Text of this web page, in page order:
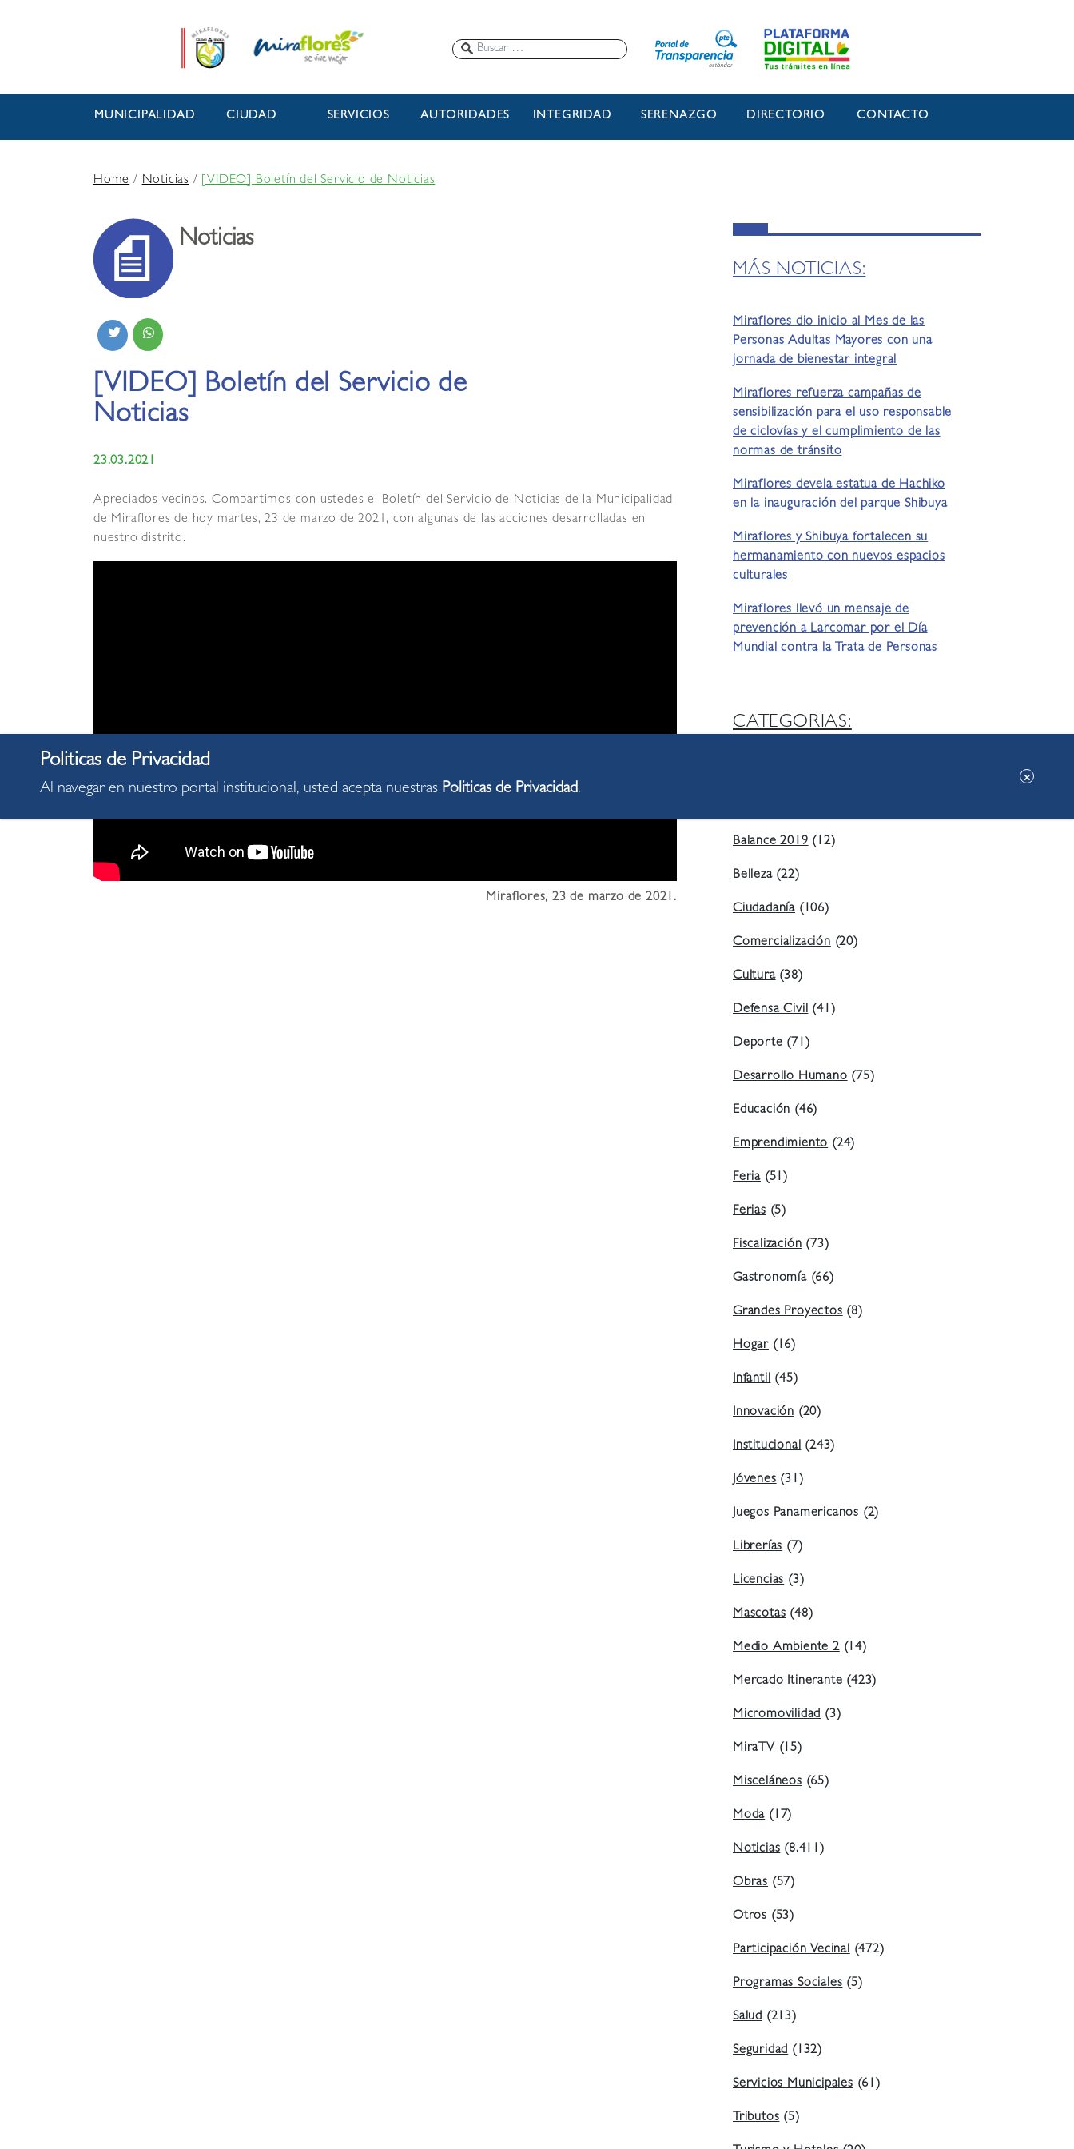
MUNICIPALIDAD CIUDAD SERVICIOS AUTORIDADES INTEGRIDAD SERENAZGO DIRECTORIO CONTACTO
Home/Noticias / [VIDEO] Boletín del Servicio de Noticias
Noticias
[VIDEO] Boletín del Servicio de
Noticias
23.03.2021
Apreciados vecinos. Compartimos con ustedes el Boletín del Servicio de Noticias de la Municipalidad
de Miraflores de hoy martes, 23 de marzo de 2021, con algunas de las acciones desarrolladas en
nuestro distrito.
Miraflores, 23 de marzo de 2021.
MÁS NOTICIAS:
Miraflores dio inicio al Mes de las
Personas Adultas Mayores con una
jornada de bienestar integral
Miraflores refuerza campañas de
sensibilización para el uso responsable
de ciclovías y el cumplimiento de las
normas de tránsito
Miraflores devela estatua de Hachiko
en la inauguración del parque Shibuya
Miraflores y Shibuya fortalecen su
hermanamiento con nuevos espacios
culturales
Miraflores llevó un mensaje de
prevención a Larcomar por el Día
Mundial contra la Trata de Personas
CATEGORIAS:
Balance 2019(12)
Belleza(22)
Ciudadanía (106)
Comercialización(20)
Cultura(38)
Defensa Civil(41)
Deporte(71)
Desarrollo Humano(75)
Educación(46)
Emprendimiento(24)
Feria (51)
Ferias(5)
Fiscalización(73)
Gastronomía(66)
Grandes Proyectos(8)
Hogar (16)
Infantil(45)
Innovación (20)
Institucional(243)
Jóvenes(31)
Juegos Panamericanos (2)
Librerías(7)
Licencias(3)
Mascotas(48)
Medio Ambiente 2(14)
Mercado Itinerante(423)
Micromovilidad(3)
MiraTV(15)
Misceláneos(65)
Moda(17)
Noticias(8.411)
Obras (57)
Otros (53)
Participación Vecinal(472)
Programas Sociales(5)
Salud (213)
Seguridad(132)
Servicios Municipales(61)
Tributos(5)
Al navegar en nuestro portal institucional, usted acepta nuestras Politicas de Privacidad.